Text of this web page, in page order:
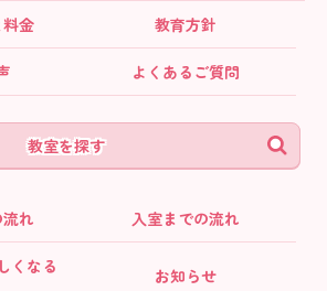
料金 教育方針
よくあるご質問
教室を探す
れ 入室までの流れ
くなる
お知らせ